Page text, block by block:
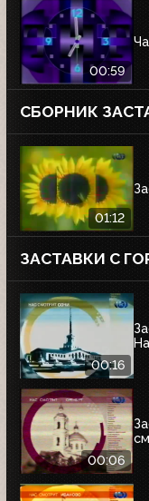
00:59
СБОРНИК
01:12
ЗАСТАВКИ С
00:16
00:06